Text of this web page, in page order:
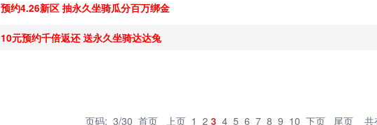
预约4.26新区 抽永久坐骑瓜分百万绑金
10元预约千倍返还 送永久坐骑达达兔
页码: 3/30 首页 上页 1 2 3 4 5 6 7 8 9 10 下页 尾页共